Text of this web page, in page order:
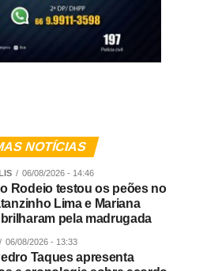
consistente, os alunos no
e estimular o
capacidades. Atualmente, mais
o Brasil utilizam a solução.
NOTÍCIAS
06/08/2026 - 14:46
Rodeio testou os peões no
Lima e Mariana
pela madrugada
06/08/2026 - 13:33
Taques apresenta